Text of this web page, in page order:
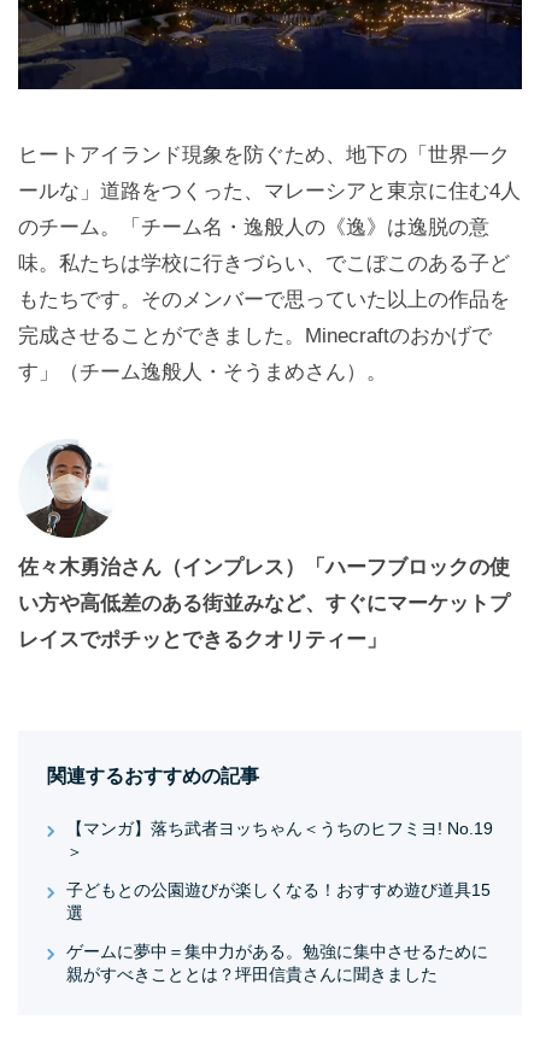
ヒートアイランド現象を防ぐため、地下の「世界一ク
ールな」道路をつくった、マレーシアと東京に住む4人
のチーム。「チーム名・逸般人の《逸》は逸脱の意
味。私たちは学校に行きづらい、でこぼこのある子ど
もたちです。そのメンバーで思っていた以上の作品を
完成させることができました。Minecraftのおかげで
す」（チーム逸般人・そうまめさん）。
佐々木勇治さん（インプレス）「ハーフブロックの使
い方や高低差のある街並みなど、すぐにマーケットプ
レイスでポチッとできるクオリティー」
関連するおすすめの記事
【マンガ】落ち武者ヨッちゃん＜うちのヒフミヨ! No.19
＞
子どもとの公園遊びが楽しくなる！おすすめ遊び道具15
選
ゲームに夢中＝集中力がある。勉強に集中させるために
親がすべきこととは？坪田信貴さんに聞きました